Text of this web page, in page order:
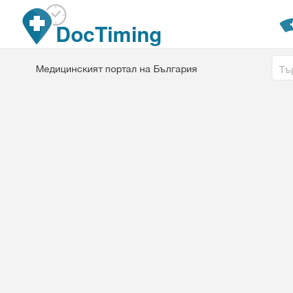
Премини към основното съдържание
DocTiming
Медицинският портал на България